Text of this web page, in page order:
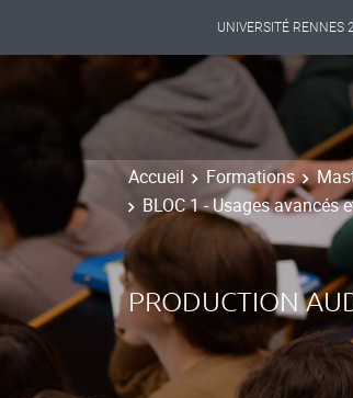
UNIVERSITÉ RENNES
Accueil Formations
BLOC 1 - Usages
PRODUCTION